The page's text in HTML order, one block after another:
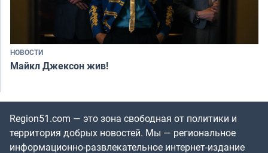
НОВОСТИ
Майкл Джексон жив!
Region51.com — это зона свободная от политики и
территория добрых новостей. Мы — региональное
информационно-развлекательное интернет-издание